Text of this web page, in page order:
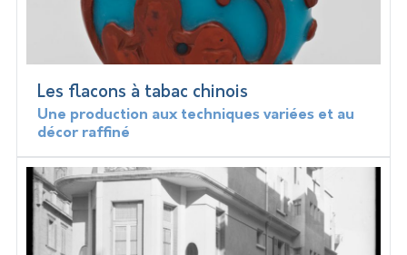
Les flacons à tabac chinois
Une production aux techniques variées et au
décor raffiné